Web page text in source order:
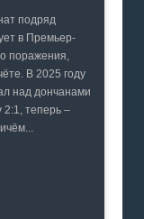
подряд
в Премьер-
поражения,
В 2025 году
над дончанами
2:1, теперь –